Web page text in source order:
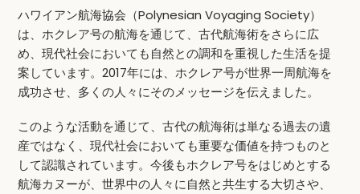
ハワイアン航海協会（Polynesian Voyaging Society）
は、ホクレア号の航海を通じて、古代航海術をさらに広
め、現代社会においても自然との調和を重視した生活を提
案しています。2017年には、ホクレア号が世界一周航海を
成功させ、多くの人々にそのメッセージを伝えました。
このような活動を通じて、古代の航海術は単なる過去の遺
産ではなく、現代社会においても重要な価値を持つものと
して認識されています。今後もホクレア号をはじめとする
航海カヌーが、世界中の人々に自然と共生する大切さや、